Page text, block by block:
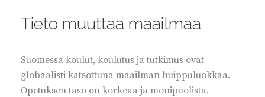
Tieto muuttaa maailmaa
Suomessa koulut, koulutus ja tutkimus ovat
globaalisti katsottuna maailman huippuluokkaa.
Opetuksen taso on korkeaa ja monipuolista.